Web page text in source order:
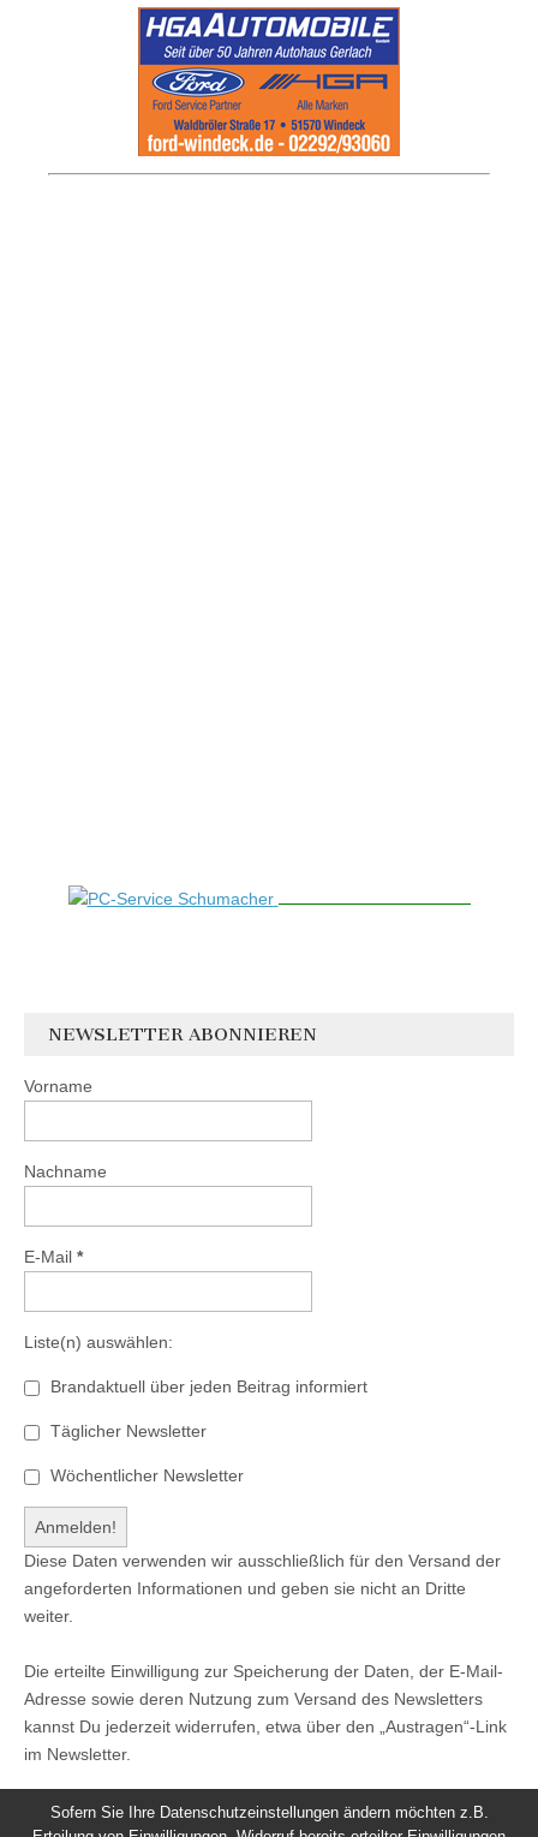
NEWSLETTER ABONNIEREN
Vorname
Nachname
E-Mail *
Liste(n) auswählen:
Brandaktuell über jeden Beitrag informiert
Täglicher Newsletter
Wöchentlicher Newsletter
Diese Daten verwenden wir ausschließlich für den Versand der
angeforderten Informationen und geben sie nicht an Dritte
weiter.
Die erteilte Einwilligung zur Speicherung der Daten, der E-Mail-
Adresse sowie deren Nutzung zum Versand des Newsletters
kannst Du jederzeit widerrufen, etwa über den „Austragen“-Link
im Newsletter.
Sofern Sie Ihre Datenschutzeinstellungen ändern möchten z.B.